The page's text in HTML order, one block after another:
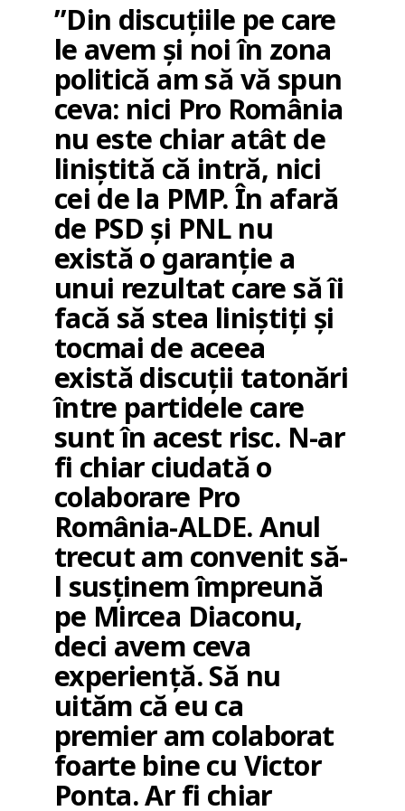
”Din discuțiile pe care
le avem și noi în zona
politică am să vă spun
ceva: nici Pro România
nu este chiar atât de
liniștită că intră, nici
cei de la PMP. În afară
de PSD și PNL nu
există o garanție a
unui rezultat care să îi
facă să stea liniștiți și
tocmai de aceea
există discuții tatonări
între partidele care
sunt în acest risc. N-ar
fi chiar ciudată o
colaborare Pro
România-ALDE. Anul
trecut am convenit să-
l susținem împreună
pe Mircea Diaconu,
deci avem ceva
experiență. Să nu
uităm că eu ca
premier am colaborat
foarte bine cu Victor
Ponta. Ar fi chiar